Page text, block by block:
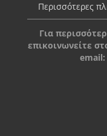
Περισσότερες
Για
επικοινωνείτε
email: